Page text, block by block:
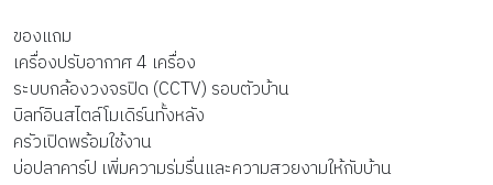
ของแถม
เครื่องปรับอากาศ 4 เครื่อง
ระบบกล้องวงจรปิด (CCTV) รอบตัวบ้าน
บิลท์อินสไตล์โมเดิร์นทั้งหลัง
ครัวเปิดพร้อมใช้งาน
บ่อปลาคาร์ป เพิ่มความร่มรื่นและความสวยงามให้กับบ้าน